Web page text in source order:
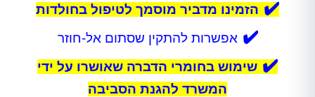
✔️הזמינו מדביר מוסמך לטיפול בחולדות
✔️ אפשרות להתקין שסתום אל-חוזר
✔️שימוש בחומרי הדברה שאושרו על ידי
המשרד להגנת הסביבה